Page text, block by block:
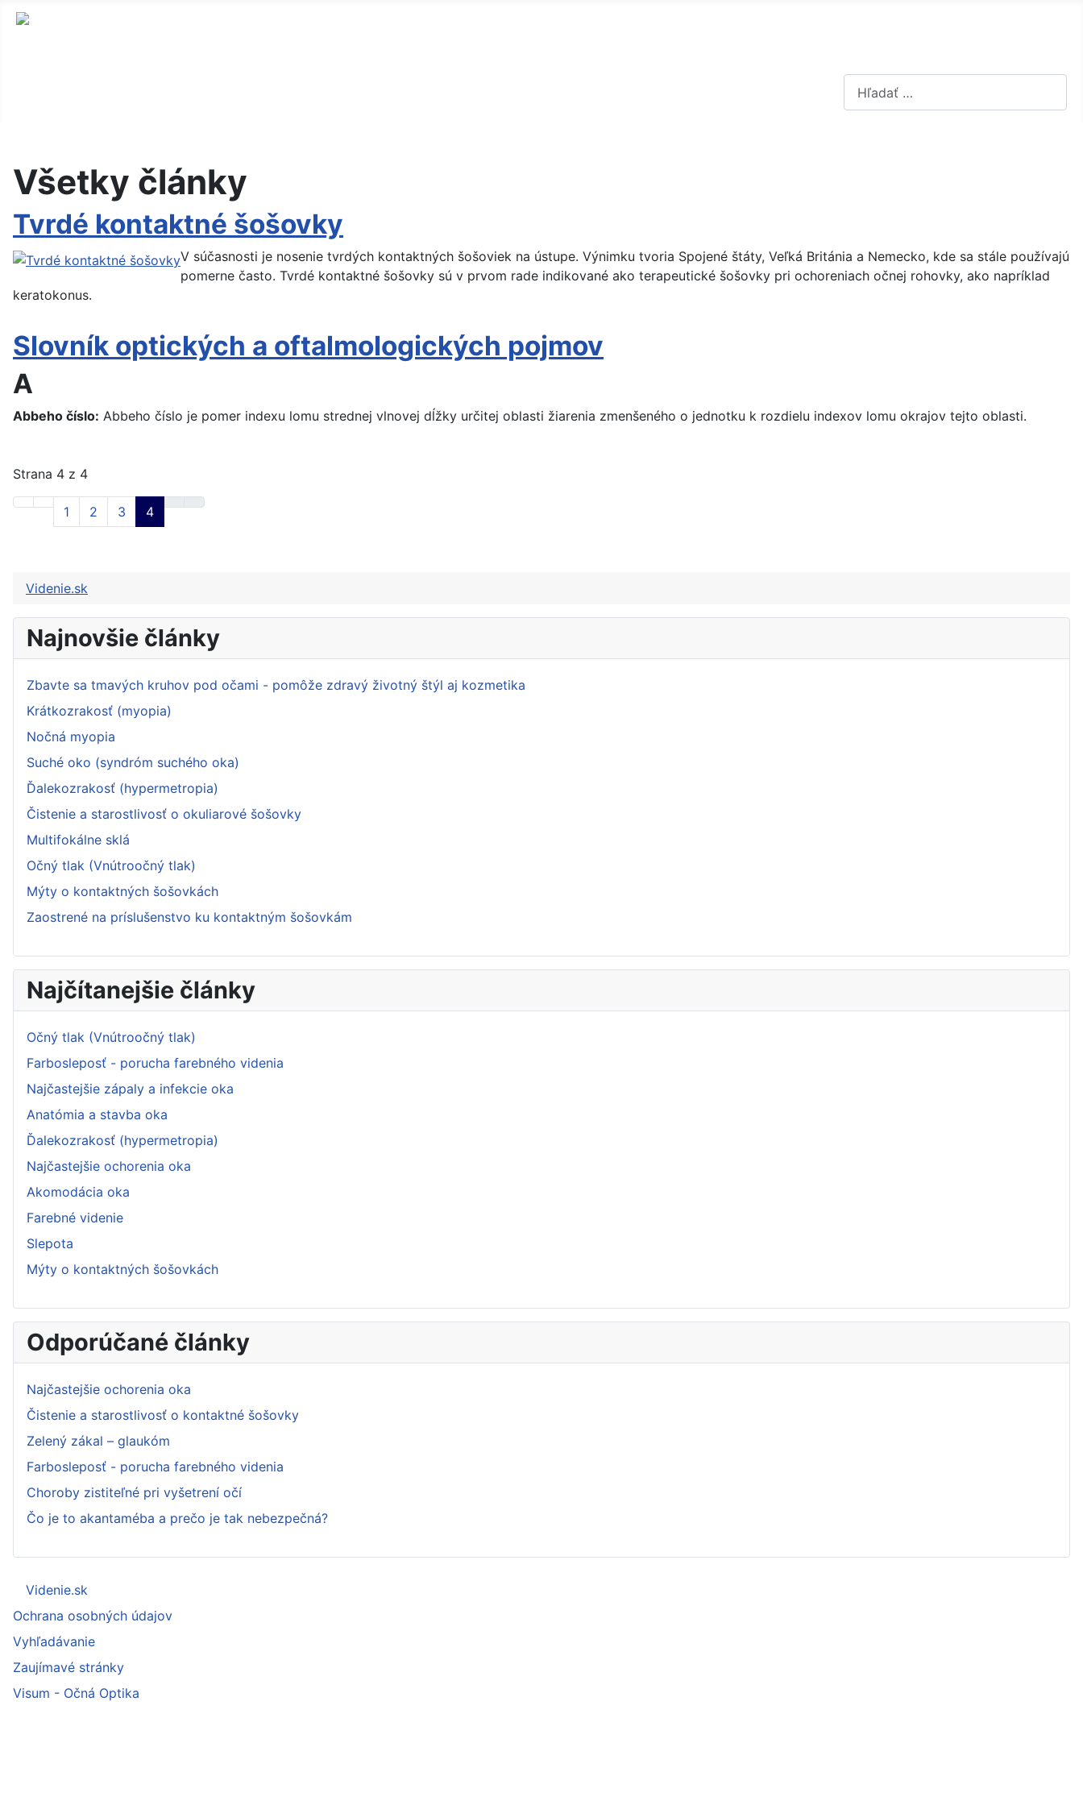
Hľadať...
Všetky články
Tvrdé kontaktné šošovky
V súčasnosti je nosenie tvrdých kontaktných šošoviek na ústupe. Výnimku tvoria Spojené štáty, Veľká Británia a Nemecko, kde sa stále používajú
pomerne často. Tvrdé kontaktné šošovky sú v prvom rade indikované ako terapeutické šošovky pri ochoreniach očnej rohovky, ako napríklad
keratokonus.
Slovník optických a oftalmologických pojmov
A
Abbeho číslo: Abbeho číslo je pomer indexu lomu strednej vlnovej dĺžky určitej oblasti žiarenia zmenšeného o jednotku k rozdielu indexov lomu okrajov tejto oblasti.
Strana 4 z 4
1 2 3 4
Videnie.sk
Najnovšie články
Zbavte sa tmavých kruhov pod očami - pomôže zdravý životný štýl aj kozmetika
Krátkozrakosť (myopia)
Nočná myopia
Suché oko (syndróm suchého oka)
Ďalekozrakosť (hypermetropia)
Čistenie a starostlivosť o okuliarové šošovky
Multifokálne sklá
Očný tlak (Vnútroočný tlak)
Mýty o kontaktných šošovkách
Zaostrené na príslušenstvo ku kontaktným šošovkám
Najčítanejšie články
Očný tlak (Vnútroočný tlak)
Farbosleposť - porucha farebného videnia
Najčastejšie zápaly a infekcie oka
Anatómia a stavba oka
Ďalekozrakosť (hypermetropia)
Najčastejšie ochorenia oka
Akomodácia oka
Farebné videnie
Slepota
Mýty o kontaktných šošovkách
Odporúčané články
Najčastejšie ochorenia oka
Čistenie a starostlivosť o kontaktné šošovky
Zelený zákal – glaukóm
Farbosleposť - porucha farebného videnia
Choroby zistiteľné pri vyšetrení očí
Čo je to akantaméba a prečo je tak nebezpečná?
Videnie.sk
Ochrana osobných údajov
Vyhľadávanie
Zaujímavé stránky
Visum - Očná Optika